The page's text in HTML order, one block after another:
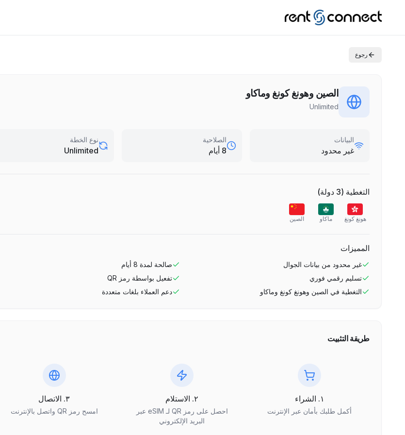
رجوع
الصين وهونغ كونغ وماكاو
Unlimited
البيانات
غير محدود
الصلاحية
8 أيام
نوع الخطة
Unlimited
التغطية (
3 دولة)
هونغ كونغ ماكاو الصين
المميزات
غير محدود من بيانات الجوال صالحة لمدة 8 أيام
تسليم رقمي فوري
تفعيل بواسطة رمز QR
التغطية في الصين وهونغ كونغ وماكاو دعم العملاء بلغات متعددة
طريقة التثبيت
١. الشراء
أكمل طلبك بأمان عبر الإنترنت
٢. الاستلام
احصل على رمز QR لـ eSIM عبر
البريد الإلكتروني
٣. الاتصال
امسح رمز QR واتصل بالإنترنت